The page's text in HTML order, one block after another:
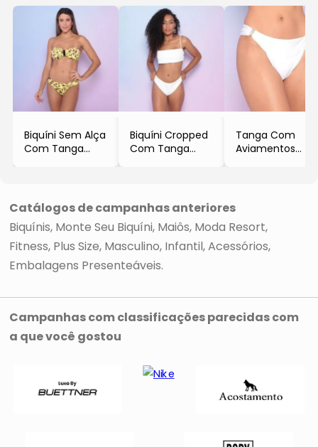
Biquíni Sem Alça
Com Tanga
Biquíni Cropped
Com Tanga
Tanga Com
Aviamentos
Catálogos de campanhas anteriores
Biquínis Monte Seu Biquíni Maiôs Moda Resort
Fitness Plus Size Masculino Infantil Acessórios
Embalagens Presenteáveis
Campanhas com classificações parecidas com
a que você gostou